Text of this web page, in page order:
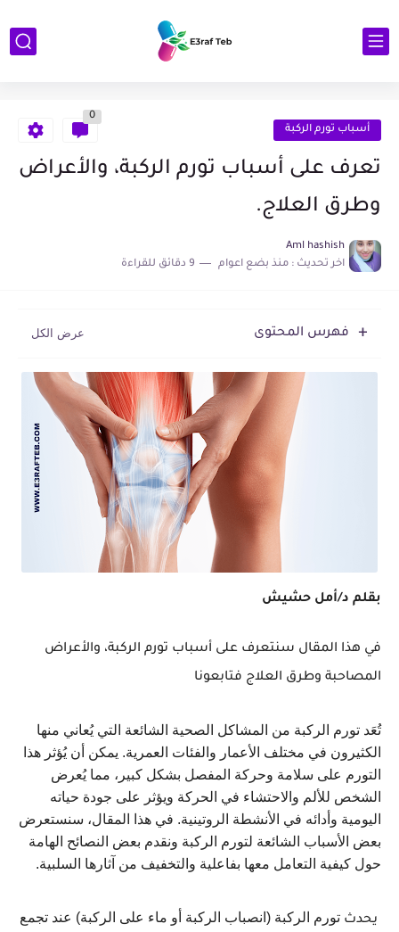
أسباب تورم الركبة
0
تعرف على أسباب تورم الركبة، والأعراض
وطرق العلاج.
Aml hashish
اخر تحديث : منذ بضع اعوام 9 دقائق للقراءة
فهرس المحتوى
بقلم د/أمل حشيش
في هذا المقال سنتعرف على أسباب تورم الركبة، والأعراض
المصاحبة وطرق العلاج فتابعونا
تُعَد تورم الركبة من المشاكل الصحية الشائعة التي يُعاني منها
الكثيرون في مختلف الأعمار والفئات العمرية. يمكن أن يُؤثر هذا
التورم على سلامة وحركة المفصل بشكل كبير، مما يُعرض
الشخص للألم والاحتشاء في الحركة ويؤثر على جودة حياته
اليومية وأدائه في الأنشطة الروتينية. في هذا المقال، سنستعرض
بعض الأسباب الشائعة لتورم الركبة ونقدم بعض النصائح الهامة
حول كيفية التعامل معها بفاعلية والتخفيف من آثارها السلبية.
يحدث تورم الركبة